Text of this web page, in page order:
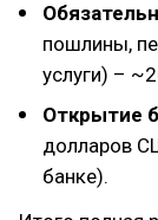
пошлины,
услуги) –
Открытие
долларов
банке).